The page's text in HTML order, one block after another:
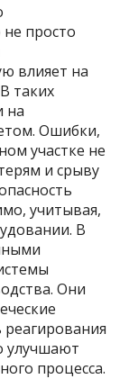
просто
влияет на
таких
на
Ошибки,
участке не
и срыву
учитывая,
В
Они
улучшают
процесса.